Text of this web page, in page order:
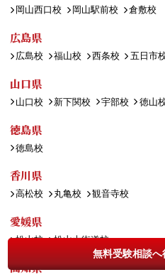
無料受験相談
岡山西口校 岡山駅前校 倉敷校
広島県
広島校 福山校 西条校 五日市
山口県
山口校 新下関校 宇部校 徳山
徳島県
徳島校
香川県
高松校 丸亀校 観音寺校
愛媛県
松山校 松山大街道校
高知県